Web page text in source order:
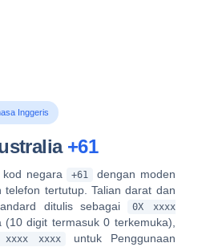
Inggeris
+61
kod negara +61
dengan moden
telefon tertutup. Talian darat dan
ditulis sebagai
0X xxxx
(10 digit termasuk 0 terkemuka),
xxxx
untuk Penggunaan